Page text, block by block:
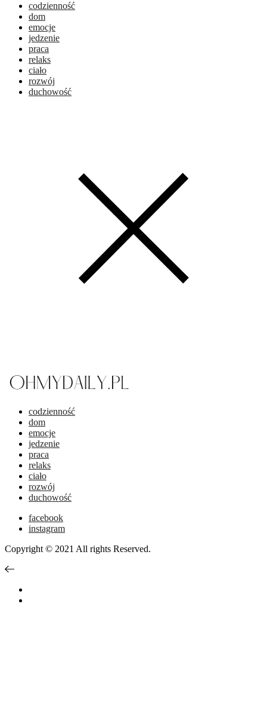
codzienność
dom
emocje
jedzenie
praca
relaks
ciało
rozwój
duchowość
codzienność
dom
emocje
jedzenie
praca
relaks
ciało
rozwój
duchowość
facebook
instagram
Copyright © 2021 All rights Reserved.